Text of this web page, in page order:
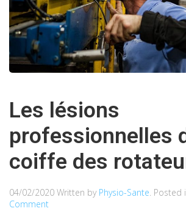
Les lésions
professionnelles
coiffe des
04/02/2020 Written by Physio-Sante. Posted
Comment